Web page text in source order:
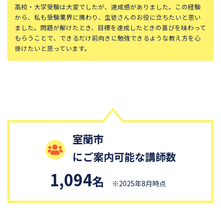
函館ラ・サール中学校
城北中学校
神奈川大学附属中学校
大宮開成中学校
大妻中学校
滝中学校
土佐中学校
中央大学附属中学校
桐蔭学園中等教育学校
昭和女子大学附属昭和中学校
帝京大学中学校
国府台女子学院中学部
淑徳中学校
昌平中学校
成城中学校
青稜中学校
高校・大学受験は大変でしたが、達成感がありました。この経験
から、私も受験業界に携わり、生徒さんのお役に立ちたいと思い
ました。問題が解けたとき、目標を達成したときの喜びを味わって
もらうことで、できるだけ前向きに勉強できるような教え方を心
掛けたいと思っています。
室蘭市
にご案内可能な講師数
1,094名 ※2025年8月時点